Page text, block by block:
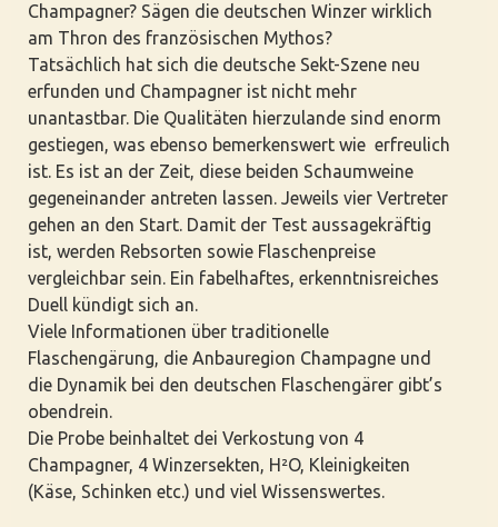
Champagner? Sägen die deutschen Winzer wirklich
am Thron des französischen Mythos?
Tatsächlich hat sich die deutsche Sekt-Szene neu
erfunden und Champagner ist nicht mehr
unantastbar. Die Qualitäten hierzulande sind enorm
gestiegen, was ebenso bemerkenswert wie erfreulich
ist. Es ist an der Zeit, diese beiden Schaumweine
gegeneinander antreten lassen. Jeweils vier Vertreter
gehen an den Start. Damit der Test aussagekräftig
ist, werden Rebsorten sowie Flaschenpreise
vergleichbar sein. Ein fabelhaftes, erkenntnisreiches
Duell kündigt sich an.
Viele Informationen über traditionelle
Flaschengärung, die Anbauregion Champagne und
die Dynamik bei den deutschen Flaschengärer gibt’s
obendrein.
Die Probe beinhaltet dei Verkostung von 4
Champagner, 4 Winzersekten, H²O, Kleinigkeiten
(Käse, Schinken etc.) und viel Wissenswertes.